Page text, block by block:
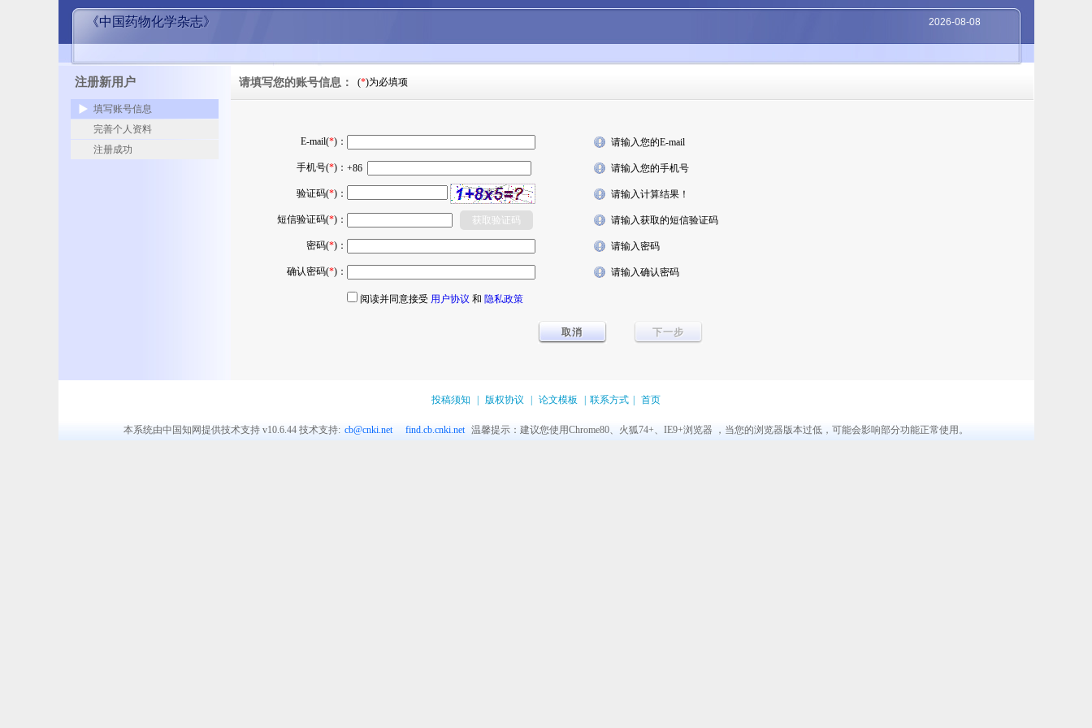
《中国药物化学杂志》 2026-08-08
注册新用户
填写账号信息
完善个人资料
注册成功
请填写您的账号信息： (*)为必填项
E-mail(*)： 请输入您的E-mail
手机号(*)： +86 请输入您的手机号
验证码(*)： 请输入计算结果！
短信验证码(*)： 请输入获取的短信验证码
密码(*)： 请输入密码
确认密码(*)： 请输入确认密码
阅读并同意接受 用户协议 和 隐私政策
投稿须知 版权协议 论文模板 联系方式 首页
本系统由中国知网提供技术支持 v10.6.44 技术支持: cb@cnki.net find.cb.cnki.net 温馨提示：建议您使用Chrome80、火狐74+、IE9+浏览器 ，当您的浏览器版本过低，可能会影响部分功能正常使用。